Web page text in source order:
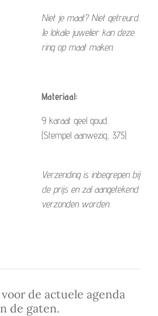
Niet je maat? Niet getreurd.
Je lokale juwelier kan deze
ring op maat maken.
Materiaal:
9 karaat geel goud.
(Stempel aanwezig, 375)
Verzending is inbegrepen bij
de prijs en zal aangetekend
verzonden worden.
de actuele agenda
de gaten.